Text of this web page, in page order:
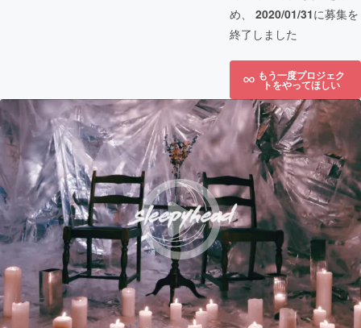
め、 2020/01/31に募集を
終了しました
もう一度プロジェク
トをやってほしい